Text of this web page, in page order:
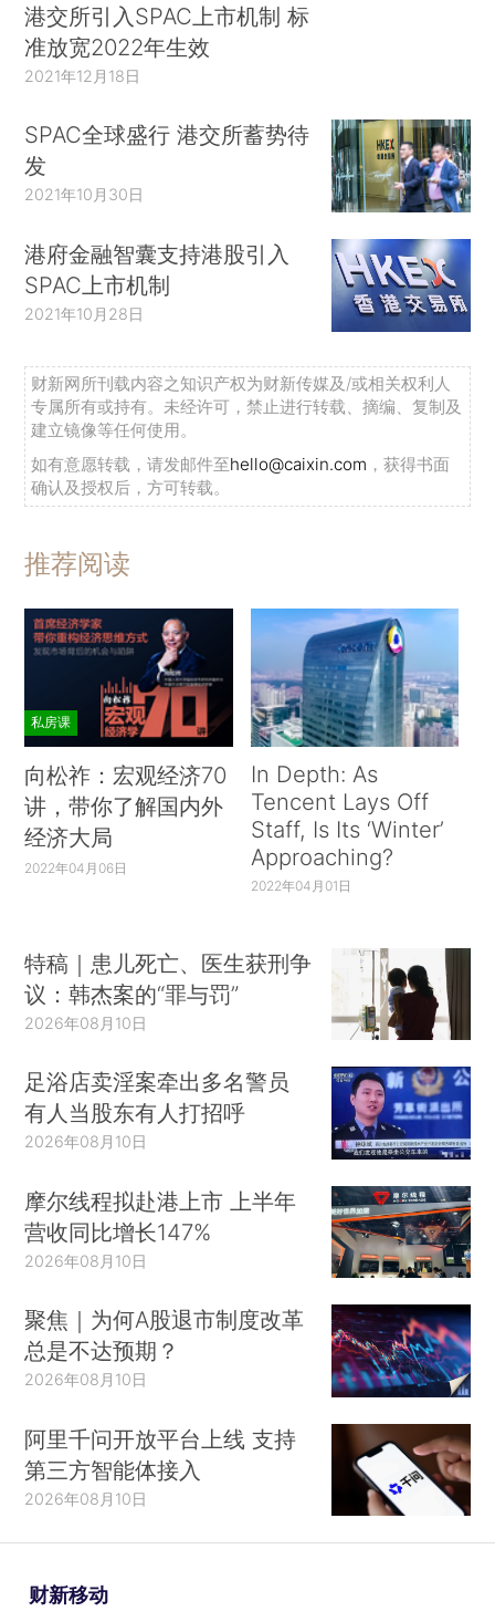
港交所引入SPAC上市机制 标
准放宽2022年生效
2021年12月18日
SPAC全球盛行 港交所蓄势待
发
2021年10月30日
港府金融智囊支持港股引入
SPAC上市机制
2021年10月28日
财新网所刊载内容之知识产权为财新传媒及/或相关权利人
专属所有或持有。未经许可，禁止进行转载、摘编、复制及
建立镜像等任何使用。
如有意愿转载，请发邮件至hello@caixin.com ，获得书面
确认及授权后，方可转载。
推荐阅读
私房课
向松祚：宏观经济70
讲，带你了解国内外
经济大局
2022年04月06日
In Depth: As
Tencent Lays Off
Staff, Is Its ‘Winter’
Approaching?
2022年04月01日
特稿｜患儿死亡、医生获刑争
议：韩杰案的“罪与罚”
2026年08月10日
足浴店卖淫案牵出多名警员
有人当股东有人打招呼
2026年08月10日
摩尔线程拟赴港上市 上半年
营收同比增长147%
2026年08月10日
聚焦｜为何A股退市制度改革
总是不达预期？
2026年08月10日
阿里千问开放平台上线 支持
第三方智能体接入
2026年08月10日
财新移动